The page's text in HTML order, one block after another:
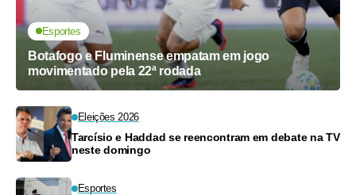
Esportes
Botafogo e Fluminense empatam em jogo
movimentado pela 22ª rodada
Eleições 2026
Tarcísio e Haddad se reencontram em debate na TV
neste domingo
Esportes